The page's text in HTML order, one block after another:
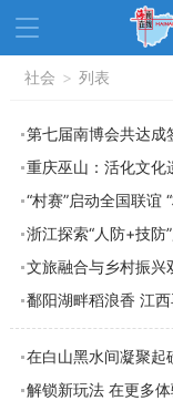
资讯中心
文体 消费
教育 健康
家装 交通
生活 演出
展会 走读海
人才在线 天涯企
社会 > 列表
第七届南博会共达
重庆巫山：活化文化
“村赛”启动全国联谊
浙江探索“人防+技
文旅融合与乡村振
鄱阳湖畔稻浪香 江
在白山黑水间凝聚
解锁新玩法 在更多